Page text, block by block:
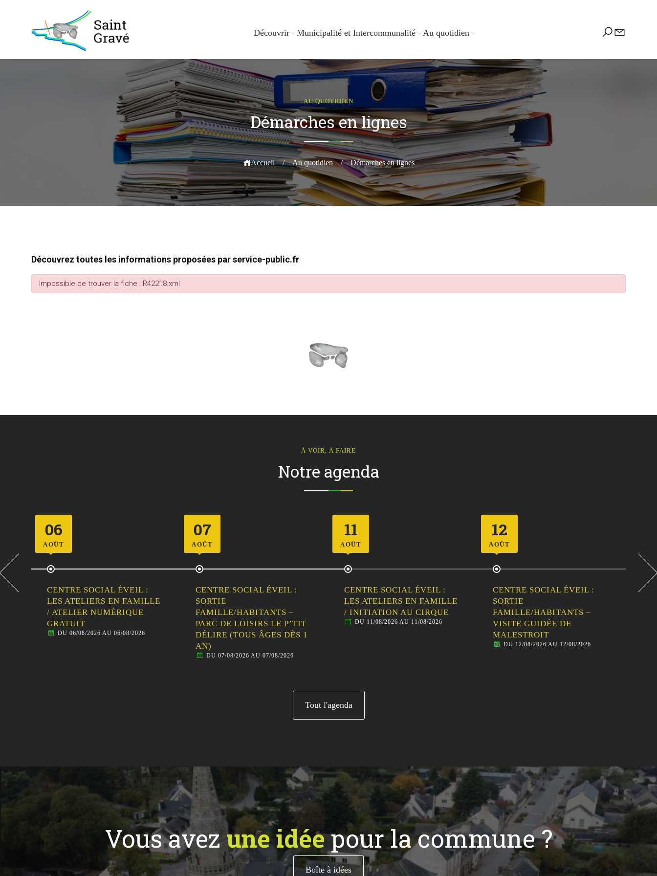
Découvrir Municipalité et Intercommunalité Au quotidien
AU QUOTIDIEN
Démarches en lignes
Accueil / Au quotidien / Démarches en lignes
Découvrez toutes les informations proposées par service-public.fr
Impossible de trouver la fiche : R42218.xml
À VOIR, À FAIRE
Notre agenda
07
AOÛT
CENTRE SOCIAL ÉVEIL :
SORTIE
FAMILLE/HABITANTS –
PARC DE LOISIRS LE P’TIT
DÉLIRE (TOUS ÂGES DÈS 1
11
AOÛT
CENTRE SOCIAL ÉVEIL :
LES ATELIERS EN FAMILLE
/ INITIATION AU CIRQUE
DU 11/08/2026 AU 11/08/2026
12
AOÛT
CENTRE SOCIAL ÉVEIL :
SORTIE
FAMILLE/HABITANTS –
VISITE GUIDÉE DE
23
AOÛT
VIDE-GRENIER DU CLUB
DE L’AMITIÉ
DU 23/08/2026 AU 23/08/2026
Tout l'agenda
Vous avezune idéepour la commune ?
Boîte à idées